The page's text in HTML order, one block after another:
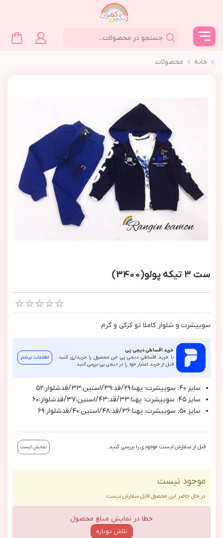
خانه محصولات
ست ٣ تیکه پولو(3400)
سوييشرت و شلوار كاملا تو كركي و گرم
خرید اقساطی دیجی پی
با خرید اقساطی دیجی پی این محصول را خریداری کنید.
قبل از خرید اعتبار خود را در دیجی پی بررسی کنید.
اطلاعات بیشتر
سايز ٤٠: سوييشرت: پهنا:٢٩/قد:٣٩/استين:٣٣/قدشلوار:٥٢
سايز ٤٥: سوييشرت: پهنا:٣٣/قد:٤٣/استين:٣٧/قدشلوار:٦٠
سايز ٥٠: سوييشرت: پهنا:٣٦/قد:٤٨/استين:٤٠/قدشلوار:٦٩
قبل از سفارش لیست موجودی را بررسی کنید. نمایش لیست
موجود نیست
در حال حاضر این محصول قابل سفارش نیست.
خطا در نمایش مبلغ محصول
تلاش دوباره